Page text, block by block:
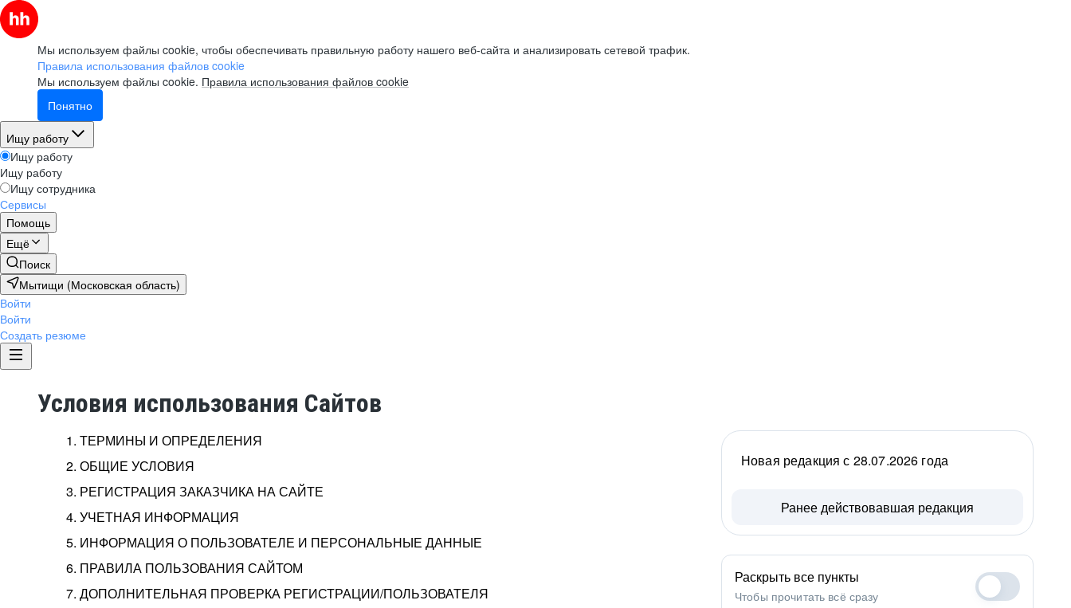
Мы используем файлы cookie, чтобы обеспечивать правильную работу нашего веб-сайта и анализировать сетевой трафик.
Правила использования файлов cookie
Мы используем файлы cookie. Правила использования файлов cookie
Понятно
Ищу работу
Ищу работу
Ищу работу
Ищу сотрудника
Сервисы
Помощь
Ещё
Поиск
Мытищи (Московская область)
Войти
Войти
Создать резюме
Условия использования Сайтов
1. ТЕРМИНЫ И ОПРЕДЕЛЕНИЯ
2. ОБЩИЕ УСЛОВИЯ
3. РЕГИСТРАЦИЯ ЗАКАЗЧИКА НА САЙТЕ
4. УЧЕТНАЯ ИНФОРМАЦИЯ
5. ИНФОРМАЦИЯ О ПОЛЬЗОВАТЕЛЕ И ПЕРСОНАЛЬНЫЕ ДАННЫЕ
6. ПРАВИЛА ПОЛЬЗОВАНИЯ САЙТОМ
7. ДОПОЛНИТЕЛЬНАЯ ПРОВЕРКА РЕГИСТРАЦИИ/ПОЛЬЗОВАТЕЛЯ
Новая редакция с 28.07.2026 года
Ранее действовавшая редакция
Раскрыть все пункты
Чтобы прочитать всё сразу